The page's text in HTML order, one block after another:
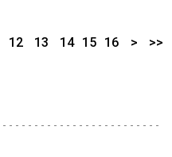
12 13 14 15 16 > >>